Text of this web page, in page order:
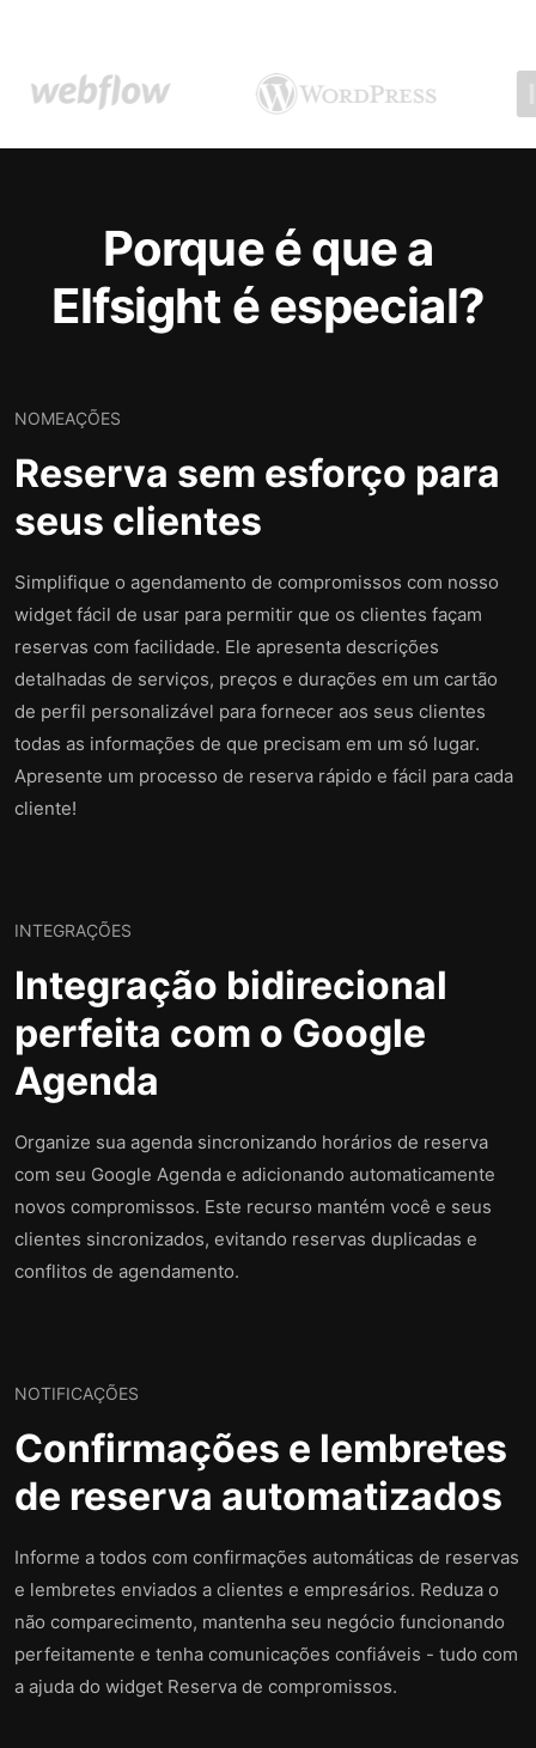
Porque é que a
Elfsight é especial?
NOMEAÇÕES
Reserva sem esforço para
seus clientes
Simplifique o agendamento de compromissos com nosso
widget fácil de usar para permitir que os clientes façam
reservas com facilidade. Ele apresenta descrições
detalhadas de serviços, preços e durações em um cartão
de perfil personalizável para fornecer aos seus clientes
todas as informações de que precisam em um só lugar.
Apresente um processo de reserva rápido e fácil para cada
cliente!
INTEGRAÇÕES
Integração bidirecional
perfeita com o Google
Agenda
Organize sua agenda sincronizando horários de reserva
com seu Google Agenda e adicionando automaticamente
novos compromissos. Este recurso mantém você e seus
clientes sincronizados, evitando reservas duplicadas e
conflitos de agendamento.
NOTIFICAÇÕES
Confirmações e lembretes
de reserva automatizados
Informe a todos com confirmações automáticas de reservas
e lembretes enviados a clientes e empresários. Reduza o
não comparecimento, mantenha seu negócio funcionando
perfeitamente e tenha comunicações confiáveis ​​- tudo com
a ajuda do widget Reserva de compromissos.